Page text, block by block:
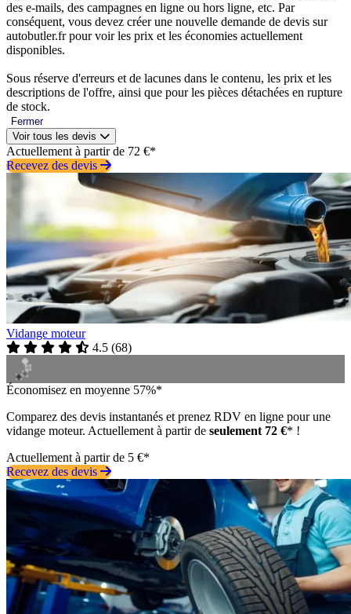
des e-mails, des campagnes en ligne ou hors ligne, etc. Par
conséquent, vous devez créer une nouvelle demande de devis sur
autobutler.fr pour voir les prix et les économies actuellement
disponibles.
Sous réserve d'erreurs et de lacunes dans le contenu, les prix et les
descriptions de l'offre, ainsi que pour les pièces détachées en rupture
de stock.
Fermer
Voir tous les devis
Actuellement à partir de 72 €*
Recevez des devis
Vidange moteur
4.5 (68)
Économisez en moyenne 57%*
Comparez des devis instantanés et prenez RDV en ligne pour une
vidange moteur. Actuellement à partir de seulement 72 €* !
Actuellement à partir de 5 €*
Recevez des devis